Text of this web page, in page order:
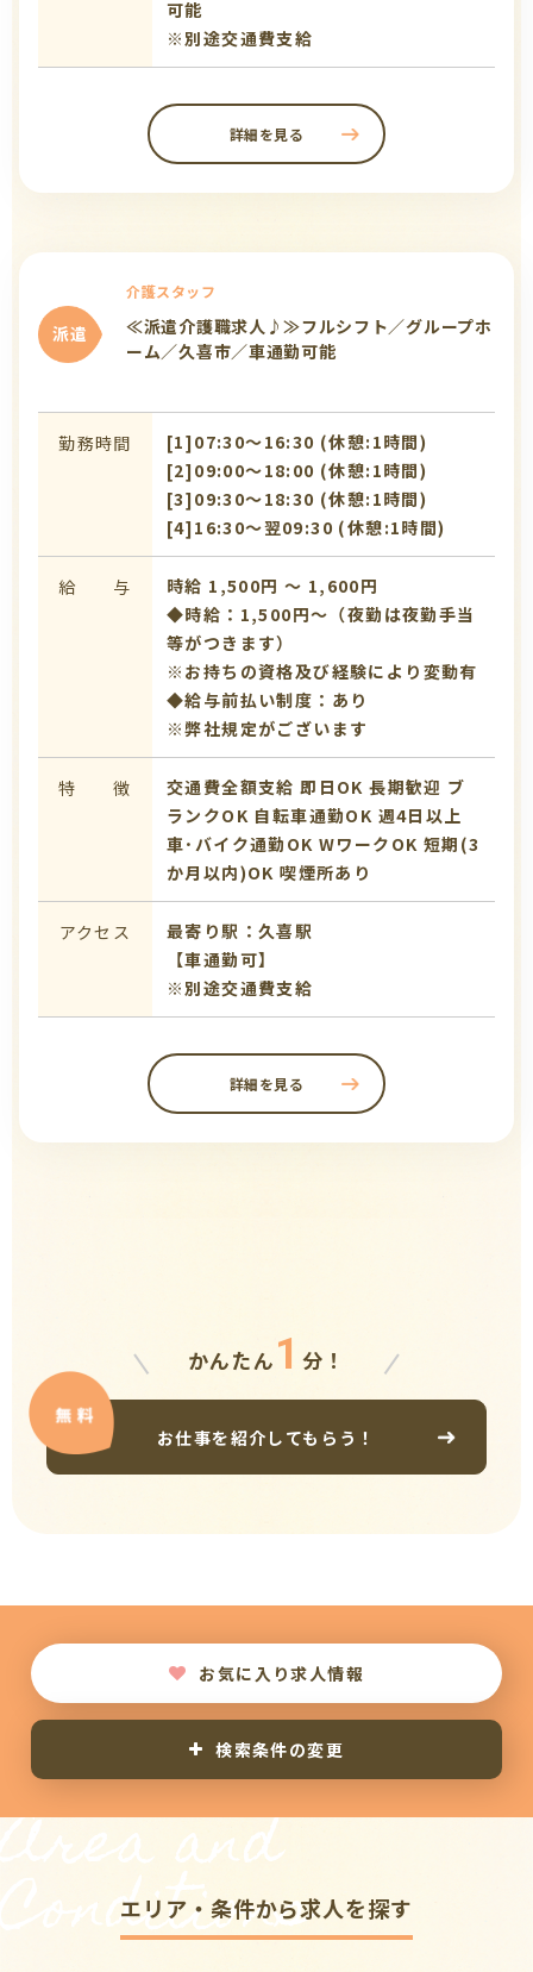
可能
※別途交通費支給
詳細を見る
派遣
介護スタッフ
≪派遣介護職求人♪≫フルシフト／グループホ
ーム／久喜市／車通勤可能
勤務時間
[1]07:30〜16:30 (休憩:1時間)
[2]09:00〜18:00 (休憩:1時間)
[3]09:30〜18:30 (休憩:1時間)
[4]16:30〜翌09:30 (休憩:1時間)
給 与
時給 1,500円 〜 1,600円
◆時給：1,500円～（夜勤は夜勤手当
等がつきます）
※お持ちの資格及び経験により変動有
◆給与前払い制度：あり
※弊社規定がございます
特 徴 交通費全額支給 即日OK 長期歓迎 ブ
ランクOK 自転車通勤OK 週4日以上
車･バイク通勤OK WワークOK 短期(3
か月以内)OK 喫煙所あり
アクセス
最寄り駅：久喜駅
【車通勤可】
※別途交通費支給
詳細を見る
かんたん 1 分！
お仕事を紹介してもらう！
お気に入り求人情報
検索条件の変更
Area and
Conditions
エリア・条件から求人を探す